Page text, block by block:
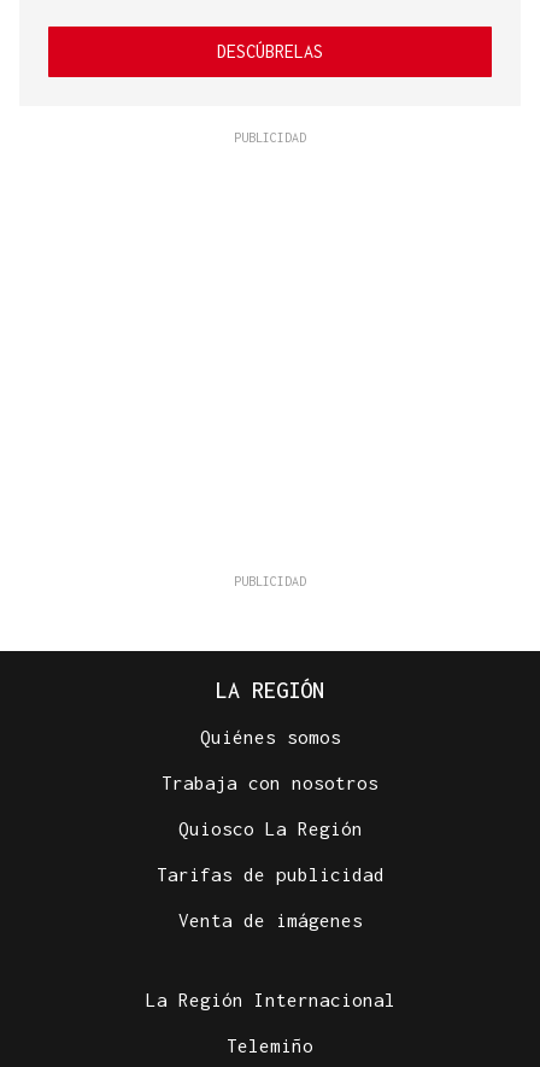
DESCÚBRELAS
LA REGIÓN
Quiénes somos
Trabaja con nosotros
Quiosco La Región
Tarifas de publicidad
Venta de imágenes
La Región Internacional
Telemiño